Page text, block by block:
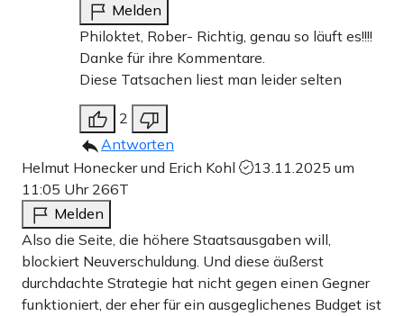
Melden
Philoktet, Rober- Richtig, genau so läuft es!!!!
Danke für ihre Kommentare.
Diese Tatsachen liest man leider selten
2
Antworten
Helmut Honecker und Erich Kohl
13.11.2025 um
11:05 Uhr 266T
Melden
Also die Seite, die höhere Staatsausgaben will,
blockiert Neuverschuldung. Und diese äußerst
durchdachte Strategie hat nicht gegen einen Gegner
funktioniert, der eher für ein ausgeglichenes Budget ist